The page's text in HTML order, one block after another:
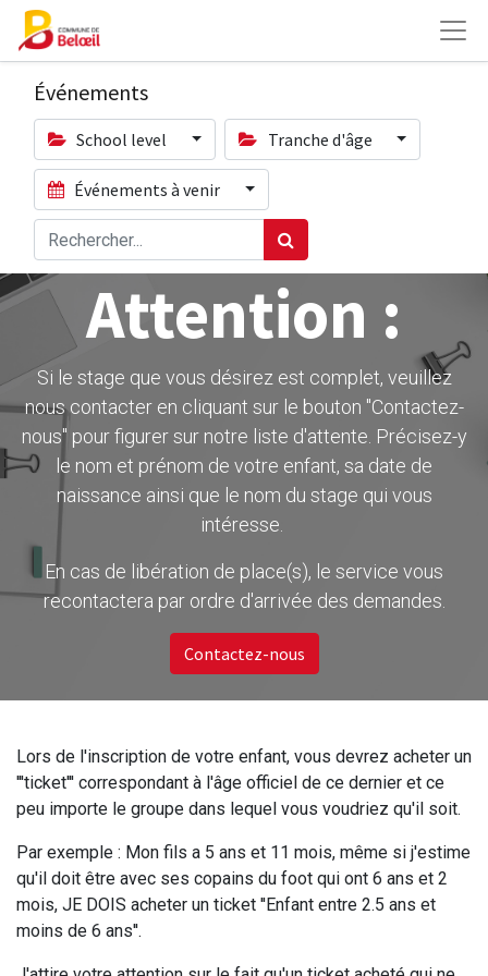
Événements
School level Tranche d'âge
Événements à venir
Attention :
Si le stage que vous désirez est complet, veuillez
nous contacter en cliquant sur le bouton ''Contactez-
nous" pour figurer sur notre liste d'attente. Précisez-y
le nom et prénom de votre enfant, sa date de
naissance ainsi que le nom du stage qui vous
intéresse.
En cas de libération de place(s), le service vous
recontactera par ordre d'arrivée des demandes.
Contactez-nous
Lors de l'inscription de votre enfant, vous devrez acheter un
'''ticket''' correspondant à l'âge officiel de ce dernier et ce
peu importe le groupe dans lequel vous voudriez qu'il soit.
Par exemple : Mon fils a 5 ans et 11 mois, même si j'estime
qu'il doit être avec ses copains du foot qui ont 6 ans et 2
mois, JE DOIS acheter un ticket ''Enfant entre 2.5 ans et
moins de 6 ans''.